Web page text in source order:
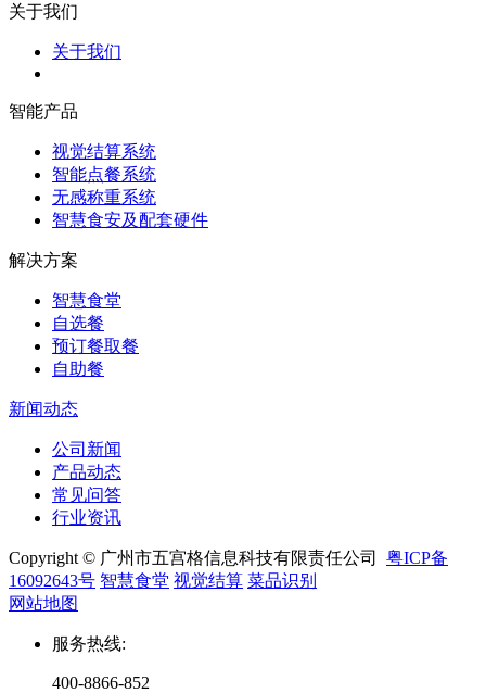
关于我们
关于我们
智能产品
视觉结算系统
智能点餐系统
无感称重系统
智慧食安及配套硬件
解决方案
智慧食堂
自选餐
预订餐取餐
自助餐
新闻动态
公司新闻
产品动态
常见问答
行业资讯
Copyright © 广州市五宫格信息科技有限责任公司 粤ICP备
16092643号 智慧食堂 视觉结算 菜品识别
网站地图
服务热线:
400-8866-852